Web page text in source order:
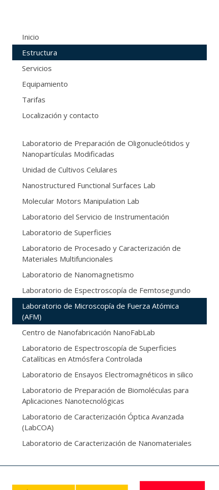
Inicio
Estructura
Servicios
Equipamiento
Tarifas
Localización y contacto
Laboratorio de Preparación de Oligonucleótidos y
Nanopartículas Modificadas
Unidad de Cultivos Celulares
Nanostructured Functional Surfaces Lab
Molecular Motors Manipulation Lab
Laboratorio del Servicio de Instrumentación
Laboratorio de Superficies
Laboratorio de Procesado y Caracterización de
Materiales Multifuncionales
Laboratorio de Nanomagnetismo
Laboratorio de Espectroscopía de Femtosegundo
Laboratorio de Microscopía de Fuerza Atómica
(AFM)
Centro de Nanofabricación NanoFabLab
Laboratorio de Espectroscopía de Superficies
Catalíticas en Atmósfera Controlada
Laboratorio de Ensayos Electromagnéticos in silico
Laboratorio de Preparación de Biomoléculas para
Aplicaciones Nanotecnológicas
Laboratorio de Caracterización Óptica Avanzada
(LabCOA)
Laboratorio de Caracterización de Nanomateriales